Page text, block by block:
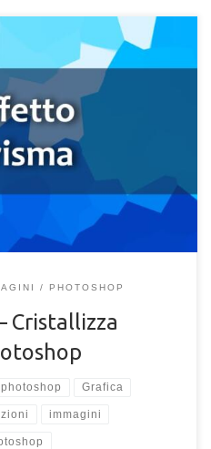
o l’effetto cristallo nelle
di Photoshop. In
utilizzare l’effetto cristallizza
e moderne con
di ottenere un effetto di
l’immagine sottostante o
di diverse forme angolari,
PHOTOSHOP
Cristallizza
Grafica
immagini